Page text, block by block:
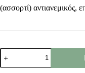
(ασσορτί) αντιανεμικός,
Αναπτήρας
Bbq-
Τζακιού-